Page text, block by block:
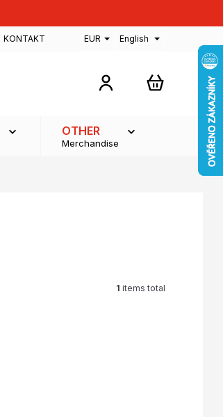
KONTAKT EUR English
SHOPPING
OTHER
Merchandise
1 items total